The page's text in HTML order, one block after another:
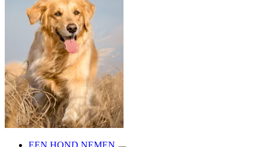
EEN HOND NEMEN